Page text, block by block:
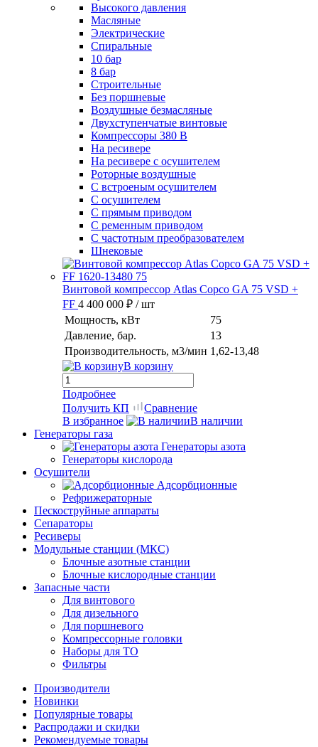
Высокого давления
Масляные
Электрические
Спиральные
10 бар
8 бар
Cтроительные
Без поршневые
Воздушные безмасляные
Двухступенчатые винтовые
Компрессоры 380 В
На ресивере
На ресивере с осушителем
Роторные воздушные
С встроеным осушителем
С осушителем
С прямым приводом
С ременным приводом
С частотным преобразователем
Шнековые
Винтовой компрессор Atlas Copco GA 75 VSD +
FF 4 400 000 ₽ / шт
Мощность, кВт
75
Давление, бар.
13
Производительность, м3/мин 1,62-13,48
В корзину
Подробнее
Получить КП
Сравнение
В избранное
В наличии
Генераторы газа
Генераторы азота
Генераторы кислорода
Осушители
Адсорбционные
Рефрижераторные
Пескоструйные аппараты
Сепараторы
Ресиверы
Модульные станции (МКС)
Блочные азотные станции
Блочные кислородные станции
Запасные части
Для винтового
Для дизельного
Для поршневого
Компрессорные головки
Наборы для ТО
Фильтры
Производители
Новинки
Популярные товары
Распродажи и скидки
Рекомендуемые товары